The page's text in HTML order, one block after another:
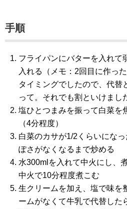
手順
フライパンにバターを入れて
入れる（メモ：2回目に作っ
タイミングでしたので、代替
って。それでも割といけまし
塩ひとつまみを振って白菜を
（4分程度）
白菜のカサが1/2くらいにな
ぽさがなくなるまで炒める
水300mlを入れて中火にし、
中火で10分程度煮こむ
生クリームを加え、塩で味を
ームがなくて牛乳で代替した